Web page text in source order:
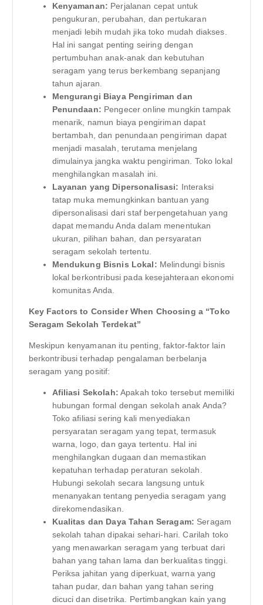
Kenyamanan: Perjalanan cepat untuk
pengukuran, perubahan, dan pertukaran
menjadi lebih mudah jika toko mudah diakses.
Hal ini sangat penting seiring dengan
pertumbuhan anak-anak dan kebutuhan
seragam yang terus berkembang sepanjang
tahun ajaran.
Mengurangi Biaya Pengiriman dan
Penundaan: Pengecer online mungkin tampak
menarik, namun biaya pengiriman dapat
bertambah, dan penundaan pengiriman dapat
menjadi masalah, terutama menjelang
dimulainya jangka waktu pengiriman. Toko lokal
menghilangkan masalah ini.
Layanan yang Dipersonalisasi: Interaksi
tatap muka memungkinkan bantuan yang
dipersonalisasi dari staf berpengetahuan yang
dapat memandu Anda dalam menentukan
ukuran, pilihan bahan, dan persyaratan
seragam sekolah tertentu.
Mendukung Bisnis Lokal: Melindungi bisnis
lokal berkontribusi pada kesejahteraan ekonomi
komunitas Anda.
Key Factors to Consider When Choosing a “Toko
Seragam Sekolah Terdekat”
Meskipun kenyamanan itu penting, faktor-faktor lain
berkontribusi terhadap pengalaman berbelanja
seragam yang positif:
Afiliasi Sekolah: Apakah toko tersebut memiliki
hubungan formal dengan sekolah anak Anda?
Toko afiliasi sering kali menyediakan
persyaratan seragam yang tepat, termasuk
warna, logo, dan gaya tertentu. Hal ini
menghilangkan dugaan dan memastikan
kepatuhan terhadap peraturan sekolah.
Hubungi sekolah secara langsung untuk
menanyakan tentang penyedia seragam yang
direkomendasikan.
Kualitas dan Daya Tahan Seragam: Seragam
sekolah tahan dipakai sehari-hari. Carilah toko
yang menawarkan seragam yang terbuat dari
bahan yang tahan lama dan berkualitas tinggi.
Periksa jahitan yang diperkuat, warna yang
tahan pudar, dan bahan yang tahan sering
dicuci dan disetrika. Pertimbangkan kain yang